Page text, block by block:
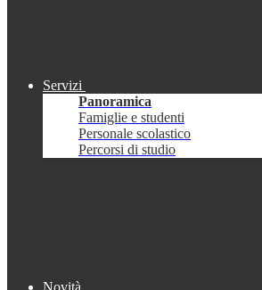
Servizi
Panoramica
Famiglie e studenti
Personale scolastico
Percorsi di studio